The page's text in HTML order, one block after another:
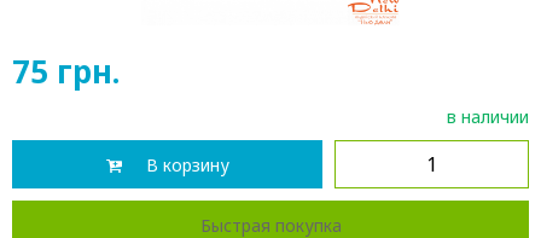
75 грн.
в наличии
В корзину
Быстрая покупка